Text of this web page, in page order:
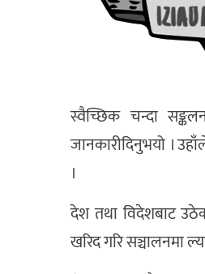
स्वैच्छिक चन्दा
जानकारीदिनुभयो ।
।
देश तथा विदेशबाट
खरिद गरि सञ्चालनमा